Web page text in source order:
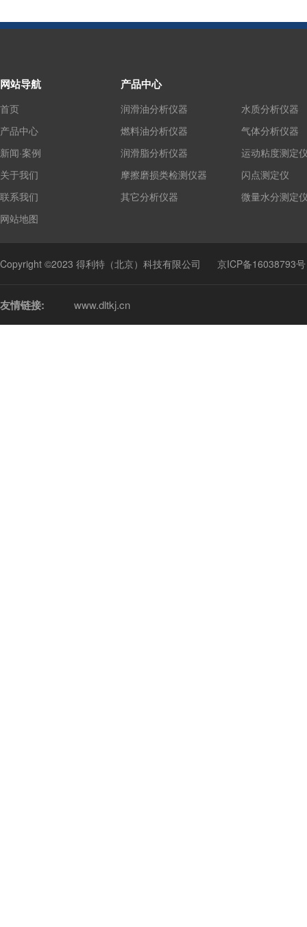
网站导航
首页
产品中心
新闻·案例
关于我们
联系我们
网站地图
产品中心
润滑油分析仪器
燃料油分析仪器
润滑脂分析仪器
摩擦磨损类检测仪器
其它分析仪器
水质分析仪器
气体分析仪器
运动粘度测定
闪点测定仪
微量水分测定
Copyright ©2023 得利特（北京）科技有限公司 京ICP备16038793号
友情链接: www.dltkj.cn